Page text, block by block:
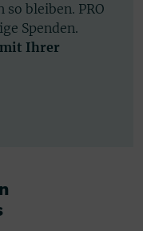
bleiben. PRO
Spenden.
mit Ihrer